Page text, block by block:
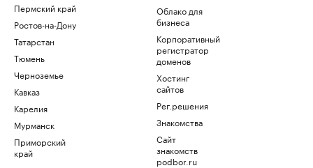
Пермский край
Ростов-на-Дону
Татарстан
Тюмень
Черноземье
Кавказ
Карелия
Мурманск
Приморский
край
Облако для
бизнеса
Корпоративный
регистратор
доменов
Хостинг
сайтов
Рег.решения
Знакомства
Сайт
знакомств
podbor.ru